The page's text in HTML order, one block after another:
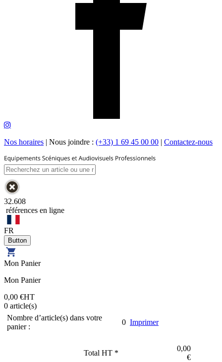
Nos horaires | Nous joindre : (+33) 1 69 45 00 00 | Contactez-nous
32.608
références en ligne
FR
Mon Panier
Mon Panier
0,00 €HT
0 article(s)
Nombre d’article(s) dans votre
panier :
0 Imprimer
Total HT *
0,00
€